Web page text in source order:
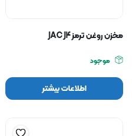
مخزن روغن ترمز JAC J4
موجود
اطلاعات بیشتر